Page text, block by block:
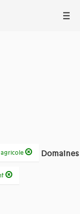
III
Domaines